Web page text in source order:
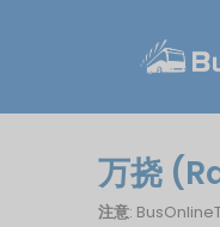
万挠
注意: